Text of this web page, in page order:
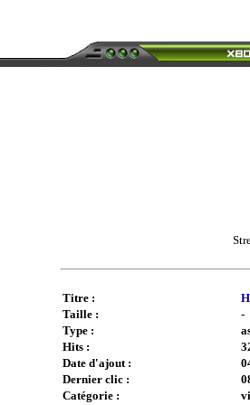
Titre :
Taille :
-
Type :
Hits :
Date d'ajout :
Dernier clic :
Catégorie :